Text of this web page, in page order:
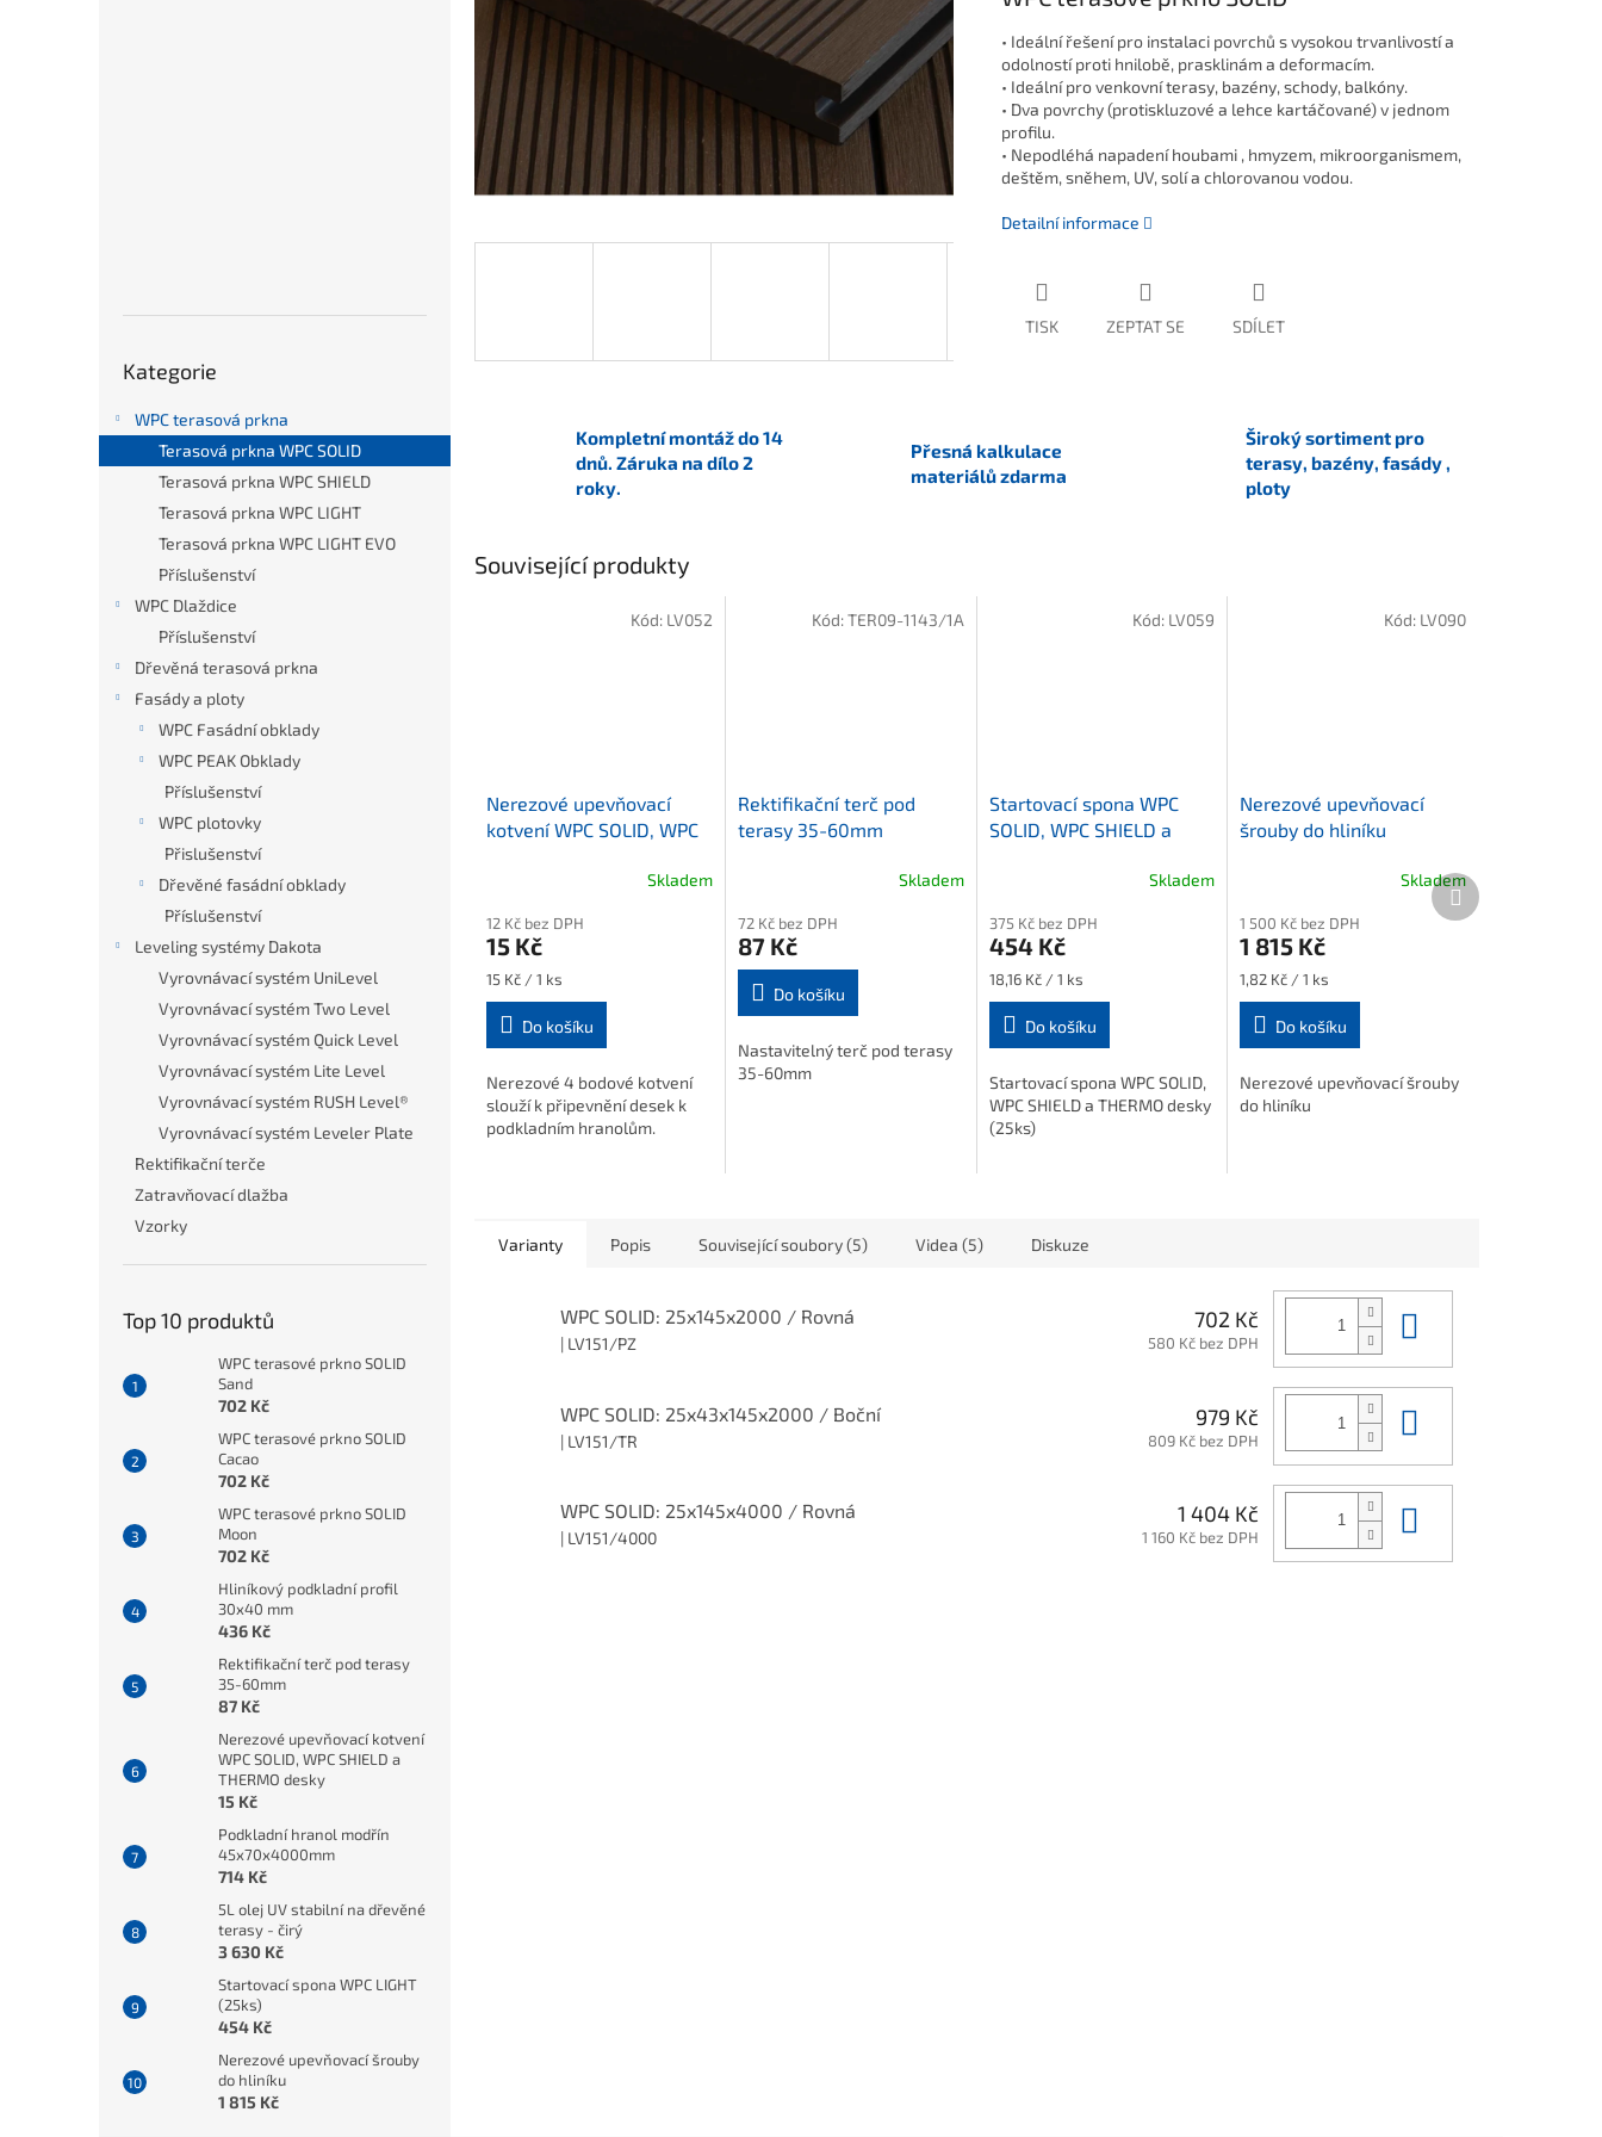
kategorie
Kategorie
WPC terasová prkna
Terasová prkna WPC SOLID
Terasová prkna WPC SHIELD
Terasová prkna WPC LIGHT
Terasová prkna WPC LIGHT EVO
Příslušenství
WPC Dlaždice
Příslušenství
Dřevěná terasová prkna
Fasády a ploty
WPC Fasádní obklady
WPC PEAK Obklady
Příslušenství
WPC plotovky
Přislušenství
Dřevěné fasádní obklady
Příslušenství
Leveling systémy Dakota
Vyrovnávací systém UniLevel
Vyrovnávací systém Two Level
Vyrovnávací systém Quick Level
Vyrovnávací systém Lite Level
Vyrovnávací systém RUSH Level®
Vyrovnávací systém Leveler Plate
Rektifikační terče
Zatravňovací dlažba
Vzorky
Top 10 produktů
WPC terasové prkno SOLID
Sand
702 Kč
WPC terasové prkno SOLID
Cacao
702 Kč
WPC terasové prkno SOLID
Moon
702 Kč
Hliníkový podkladní profil
30x40 mm
436 Kč
Rektifikační terč pod terasy
35-60mm
87 Kč
Nerezové upevňovací kotvení
WPC SOLID, WPC SHIELD a
THERMO desky
15 Kč
Podkladní hranol modřín
45x70x4000mm
714 Kč
5L olej UV stabilní na dřevěné
terasy - čirý
3 630 Kč
Startovací spona WPC LIGHT
(25ks)
454 Kč
Nerezové upevňovací šrouby
do hliníku
1 815 Kč
• Ideální řešení pro instalaci povrchů s vysokou trvanlivostí a
odolností proti hnilobě, prasklinám a deformacím.
• Ideální pro venkovní terasy, bazény, schody, balkóny.
• Dva povrchy (protiskluzové a lehce kartáčované) v jednom
profilu.
• Nepodléhá napadení houbami , hmyzem, mikroorganismem,
deštěm, sněhem, UV, solí a chlorovanou vodou.
Detailní informace
TISK ZEPTAT SE SDÍLET
Kompletní montáž do 14
dnů. Záruka na dílo 2
roky.
Přesná kalkulace
materiálů zdarma
Široký sortiment pro
terasy, bazény, fasády ,
ploty
Související produkty
Nerezové upevňovací
kotvení WPC SOLID, WPC
Skladem
12 Kč bez DPH
15 Kč
Měrná
cena:
15 Kč / 1 ks
Do košíku
Nerezové 4 bodové kotvení
slouží k připevnění desek k
podkladním hranolům.
Kód: LV052
Rektifikační terč pod
terasy 35-60mm
Skladem
72 Kč bez DPH
87 Kč
Do košíku
Nastavitelný terč pod terasy
35-60mm
Kód:TER09-1143/1A
Startovací spona WPC
SOLID, WPC SHIELD a
Skladem
375 Kč bez DPH
454 Kč
Měrná
cena:
18,16 Kč / 1 ks
Do košíku
Startovací spona WPC SOLID,
WPC SHIELD a THERMO desky
(25ks)
Kód: LV059
Nerezové upevňovací
šrouby do hliníku
Skladem
1 500 Kč bez DPH
1 815 Kč
Měrná
cena:
1,82 Kč / 1 ks
Do košíku
Nerezové upevňovací šrouby
do hliníku
Kód: LV090
Další
produkt
Varianty Popis Související soubory (5) Videa (5) Diskuze
WPC SOLID: 25x145x2000 / Rovná
| LV151/PZ
702 Kč
580 Kč bez DPH
WPC SOLID: 25x43x145x2000 / Boční
| LV151/TR
979 Kč
809 Kč bez DPH
WPC SOLID: 25x145x4000 / Rovná
| LV151/4000
1 404 Kč
1 160 Kč bez DPH